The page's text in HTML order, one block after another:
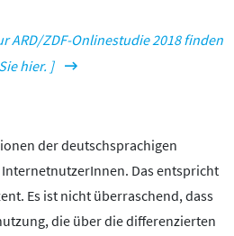
ARD/ZDF-Onlinestudie 2018 finden
Sie hier. ]
der deutschsprachigen
Das entspricht
Es ist nicht überraschend, dass
die über die differenzierten